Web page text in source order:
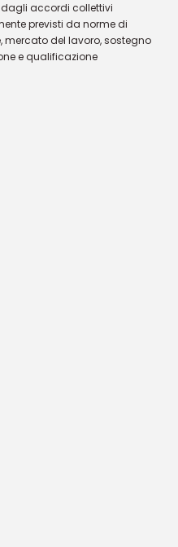
dagli accordi collettivi
previsti da norme di
del lavoro, sostegno
e qualificazione